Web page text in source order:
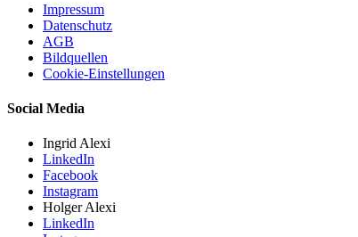
Impressum
Datenschutz
AGB
Bildquellen
Cookie-Einstellungen
Social Media
Ingrid Alexi
LinkedIn
Facebook
Instagram
Holger Alexi
LinkedIn